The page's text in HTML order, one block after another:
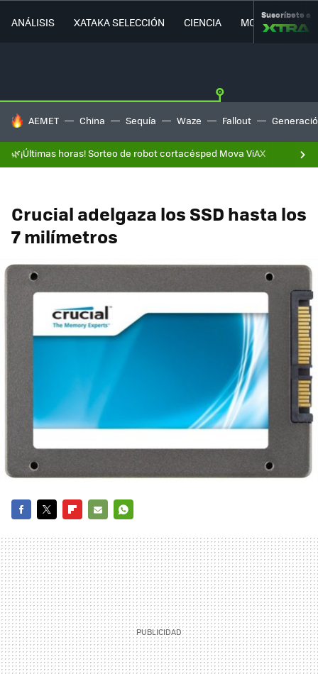
ANÁLISIS XATAKA SELECCIÓN CIENCIA MOVILIDAD
Suscríbete a
HOY SE HABLA DE
AEMET China Sequía Waze Fallout
🌿¡Últimas horas! Sorteo de robot cortacésped Mova ViAX
Crucial adelgaza los SSD hasta los
7 milímetros
MAIL